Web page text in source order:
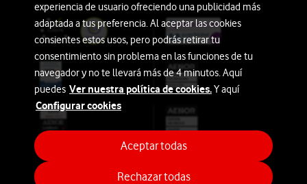
experiencia de usuario ofreciendo una publicidad más
adaptada a tus preferencia. Al aceptar las cookies
consientes estos usos, pero podrás retirar tu
consentimiento sin problema en las funciones de tu
navegador y no te llevará más de 4 minutos. Aquí
puedes Ver nuestra política de cookies.Y aquí
Configurar cookies
Rechazar todas
Aceptar todas